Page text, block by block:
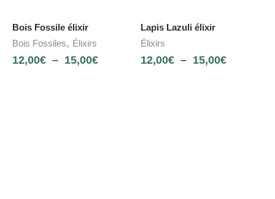
Bois Fossile élixir
Bois Fossiles, Élixirs
12,00€ – 15,00€
Lapis Lazuli élixir
Élixirs
12,00€ – 15,00€